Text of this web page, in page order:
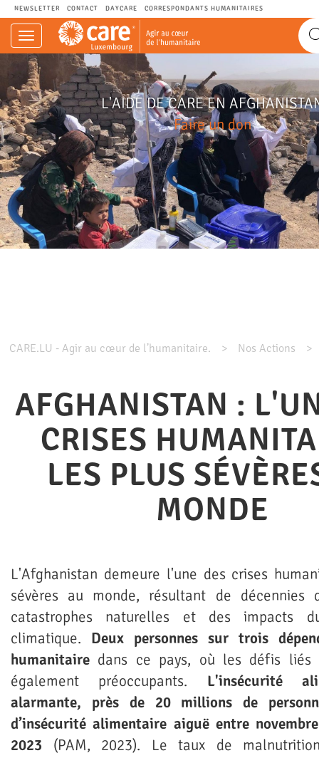
NEWSLETTER CONTACT DAYCARE CORRESPONDANTS HUMANITAIRES
Navigation
einblenden
L'AIDE DE CARE EN
Faire un don
CARE.LU - Agir au cœur de l’humanitaire. Nos Actions
AFGHANISTAN :
CRISES
LES PLUS
MONDE
L'Afghanistan demeure l'une des crises
sévères au monde, résultant de décennies
catastrophes naturelles et des impacts
climatique. Deux personnes sur trois
humanitaire dans ce pays, où les défis liés
également préoccupants. L'insécurité
alarmante, près de 20 millions de
d’insécurité alimentaire aiguë entre
2023 (PAM, 2023). Le taux de